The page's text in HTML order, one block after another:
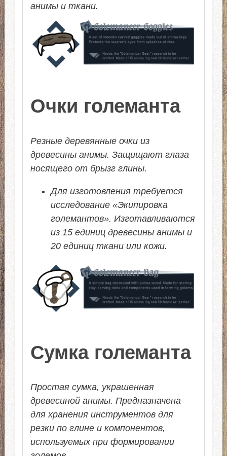
анимы и ткани.
Очки големанта
Резные деревянные очки из
древесины анимы. Защищают глаза
носящего от брызг глины.
Для изготовления требуется
исследование «Экипировка
големантов». Изготавливаются
из 15 единиц древесины анимы и
20 единиц ткани или кожи.
Сумка големанта
Простая сумка, украшенная
древесиной анимы. Предназначена
для хранения инструментов для
резки по глине и компонентов,
используемых при формировании